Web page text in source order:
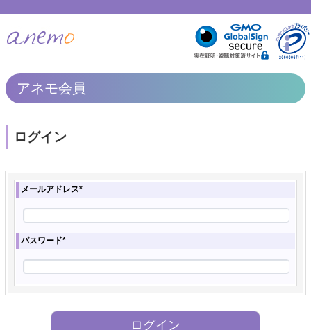
アネモ会員
ログイン
メールアドレス*
パスワード*